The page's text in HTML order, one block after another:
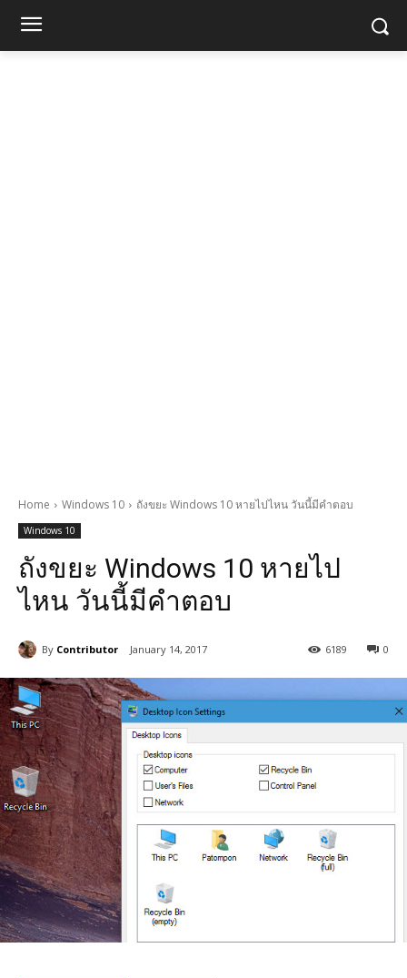
Home Windows 10 ถังขยะ Windows 10 หายไปไหน วันนี้มีคำตอบ
Windows 10
ถังขยะ Windows 10 หายไป
ไหน วันนี้มีคำตอบ
By Contributor January 14, 2017 0
6189